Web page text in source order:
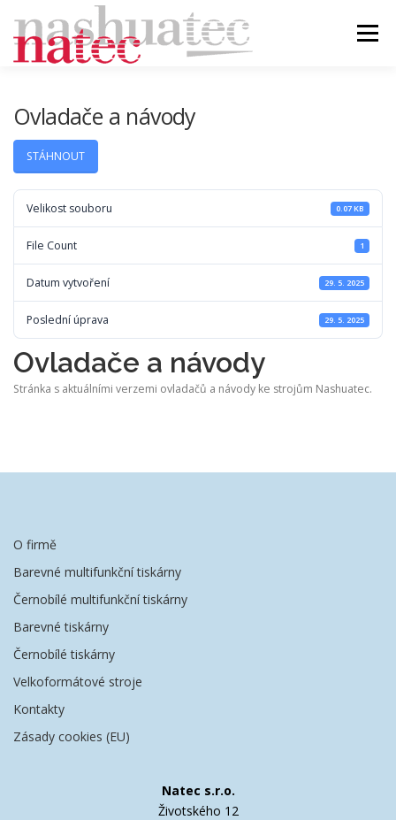
obsah
Menu
Ovladače a návody
STÁHNOUT
Velikost souboru 0.07 KB
File Count 1
Datum vytvoření 29. 5. 2025
Poslední úprava 29. 5. 2025
Ovladače a návody
Stránka s aktuálními verzemi ovladačů a návody ke strojům Nashuatec.
O firmě
Barevné multifunkční tiskárny
Černobílé multifunkční tiskárny
Barevné tiskárny
Černobílé tiskárny
Velkoformátové stroje
Kontakty
Zásady cookies (EU)
Natec s.r.o.
Životského 12